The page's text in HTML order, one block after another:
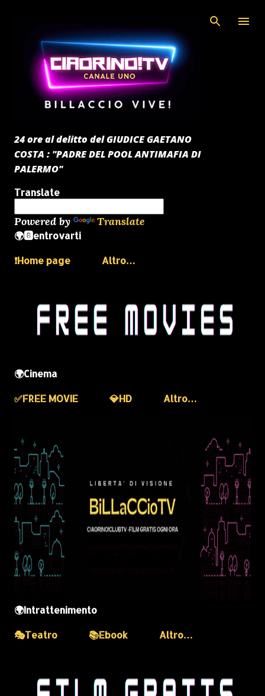
24 ore al delitto del GIUDICE GAETANO
COSTA : "PADRE DEL POOL ANTIMAFIA DI
PALERMO"
Translate
Powered by Translate
🌍🅱️entrovarti
❗️Home page
Altro…
🌍Cinema
✅️FREE MOVIE
💎HD Altro…
🌍Intrattenimento
🎭Teatro
📚Ebook Altro…